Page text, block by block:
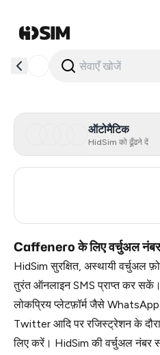
ऑटोमैटिक
HidSim को ढूँढने दें
Caffenero के लिए वर्चुअल
HidSim सुरक्षित, अस्थायी वर्चुअल
तुरंत ऑनलाइन SMS प्राप्त कर सकें।
लोकप्रिय प्लेटफ़ॉर्म जैसे
Twitter आदि पर रजिस्ट्रेशन के
लिए करें। HidSim की वर्चुअल नंबर